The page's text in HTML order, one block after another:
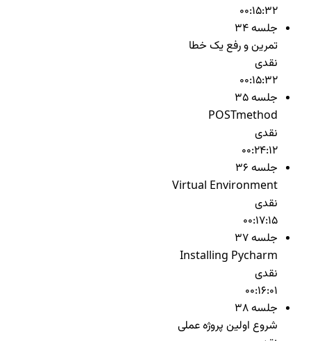
00:15:32
جلسه 34
تمرین و رفع یک خطا
نقدی
00:15:32
جلسه 35
POSTmethod
نقدی
00:24:12
جلسه 36
Virtual Environment
نقدی
00:17:15
جلسه 37
Installing Pycharm
نقدی
00:16:01
جلسه 38
شروع اولین پروژه عملی